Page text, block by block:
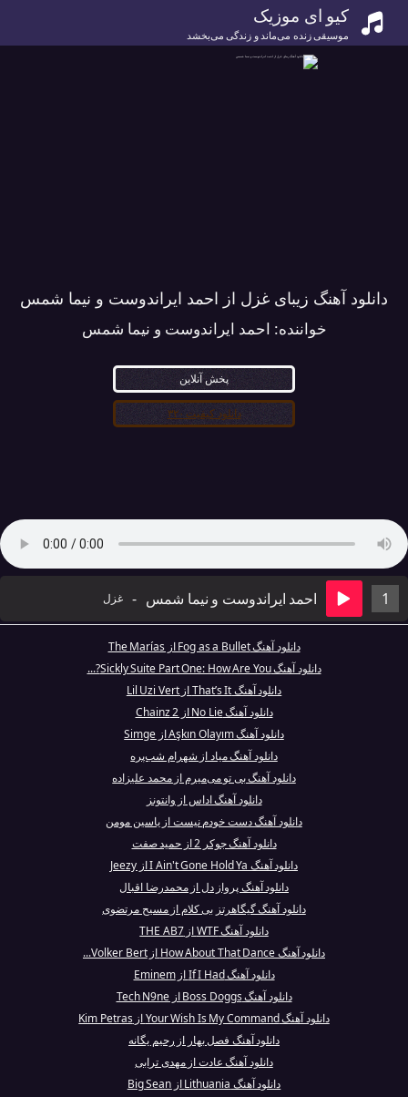
کیو ای موزیک
موسیقی زنده می‌ماند و زندگی می‌بخشد
دانلود آهنگ زیبای غزل از احمد ایراندوست و نیما شمس
خواننده: احمد ایراندوست و نیما شمس
پخش آنلاین
دانلود کیفیت ۳۲۰
1 احمد ایراندوست و نیما شمس - غزل
دانلود آهنگ Fog as a Bullet از The Marías
دانلود آهنگ Sickly Suite Part One: How Are You?...
دانلود آهنگ That’s It از Lil Uzi Vert
دانلود آهنگ No Lie از 2 Chainz
دانلود آهنگ Aşkın Olayım از Simge
دانلود آهنگ میاد از شهرام شب‌پره
دانلود آهنگ بی تو می‌میرم از محمد علیزاده
دانلود آهنگ اداس از وانتونز
دانلود آهنگ دست خودم نیست از یاسین مومن
دانلود آهنگ جوکر 2 از حمید صفت
دانلود آهنگ I Ain't Gone Hold Ya از Jeezy
دانلود آهنگ پرواز دل از محمدرضا اقبال
دانلود آهنگ گیگاهرتز بی کلام از مسیح مرتضوی
دانلود آهنگ WTF از THE AB7
دانلود آهنگ How About That Dance از Volker Bert...
دانلود آهنگ If I Had از Eminem
دانلود آهنگ Boss Doggs از Tech N9ne
دانلود آهنگ Your Wish Is My Command از Kim Petras
دانلود آهنگ فصل بهار از رحیم یگانه
دانلود آهنگ عادت از مهدی ترابی
دانلود آهنگ Lithuania از Big Sean